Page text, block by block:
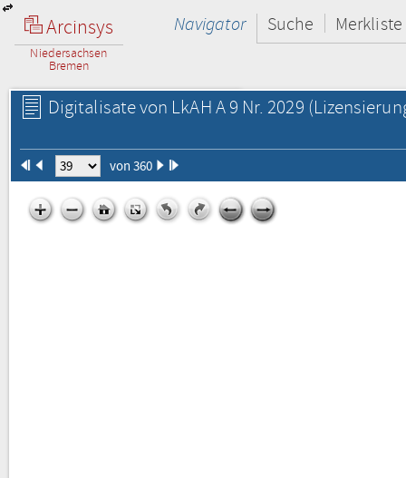
Arcinsys
Niedersachsen
Bremen
Navigator Suche Merkliste
Digitalisate von LkAH A 9 Nr. 2029
von 360